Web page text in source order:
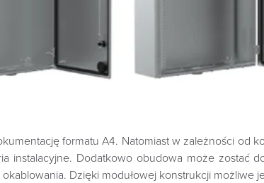
formatu A4. Natomiast w zależności od
instalacyjne. Dodatkowo obudowa może zostać
Dzięki modułowej konstrukcji